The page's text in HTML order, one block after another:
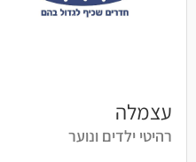
עצמלה
רהיטי ילדים ונוער